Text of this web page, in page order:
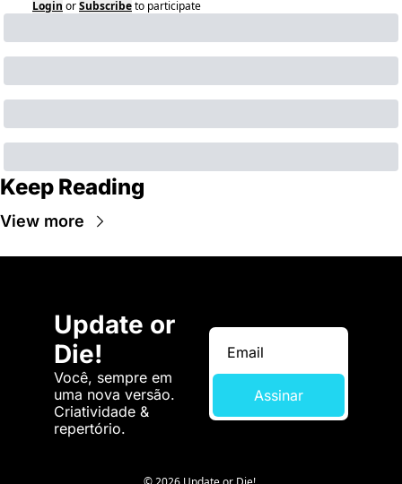
Login orSubscribeto participate
Keep Reading
View more
Update or
Die!
Você, sempre em
uma nova versão.
Criatividade &
repertório.
Assinar